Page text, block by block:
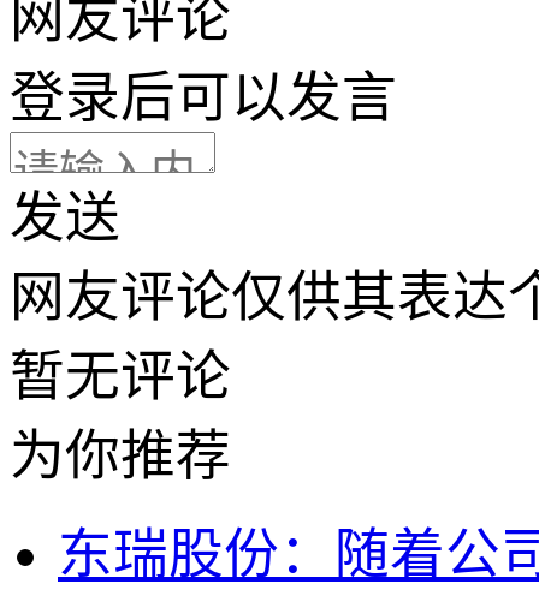
网友评论
登录后可以发言
发送
网友评论仅供其表达
暂无评论
为你推荐
东瑞股份：随着公